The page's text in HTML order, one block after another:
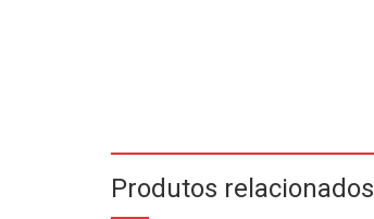
Produtos relacionados